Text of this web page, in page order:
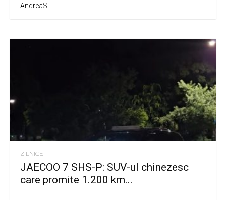
AndreaS
ZILNICE
JAECOO 7 SHS-P: SUV-ul chinezesc
care promite 1.200 km...